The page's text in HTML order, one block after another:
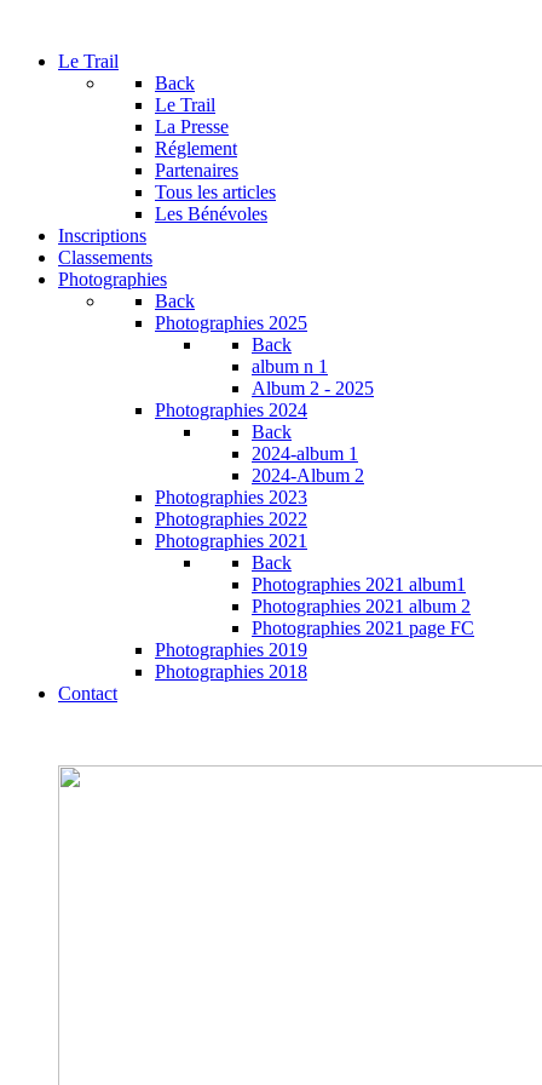
Le Trail
Back
Le Trail
La Presse
Réglement
Partenaires
Tous les articles
Les Bénévoles
Inscriptions
Classements
Photographies
Back
Photographies 2025
Back
album n 1
Album 2 - 2025
Photographies 2024
Back
2024-album 1
2024-Album 2
Photographies 2023
Photographies 2022
Photographies 2021
Back
Photographies 2021 album1
Photographies 2021 album 2
Photographies 2021 page FC
Photographies 2019
Photographies 2018
Contact